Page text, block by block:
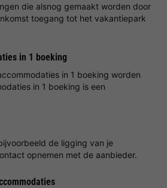
die alsnog gemaakt worden door
toegang tot het vakantiepark
in 1 boeking
in 1 boeking worden
in 1 boeking is een
de ligging van je
opnemen met de aanbieder.